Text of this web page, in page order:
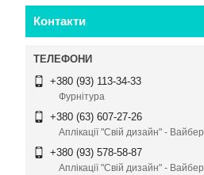
Контакти
+380 (93) 113-34-33
Фурнітура
+380 (63) 607-27-26
Аплікації "Свій дизайн" - Вайбер
+380 (93) 578-58-87
Аплікації "Свій дизайн" - Вайбер